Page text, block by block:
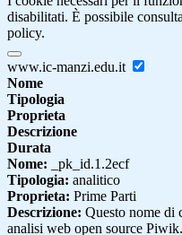
disabilitati. È possibile
policy.
www.ic-manzi.edu.it
Nome
Tipologia
Proprieta
Descrizione
Durata
Nome: _pk_id.1.2ecf
Tipologia: analitico
Proprieta: Prime Parti
Descrizione: Questo nome di
analisi web open source